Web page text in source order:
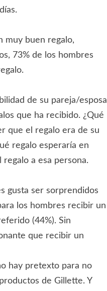
muy buen regalo,
73% de los hombres
de su pareja/esposa
que ha recibido. ¿Qué
que el regalo era de su
regalo esperaría en
a esa persona.
gusta ser sorprendidos
los hombres recibir un
(44%). Sin
que recibir un
hay pretexto para no
de Gillette. Y